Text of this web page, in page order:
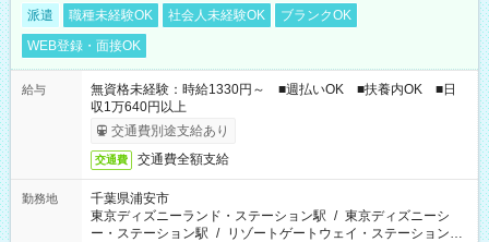
派遣 職種未経験OK 社会人未経験OK
ブランクOK
WEB登録・面接OK
給与
無資格未経験：時給1330円～ ■週払いOK ■扶養内OK ■日
収1万640円以上
交通費別途支給あり
交通費 交通費全額支給
勤務地
千葉県浦安市
東京ディズニーランド・ステーション駅 / 東京ディズニーシ
ー・ステーション駅 / リゾートゲートウェイ・ステーション駅